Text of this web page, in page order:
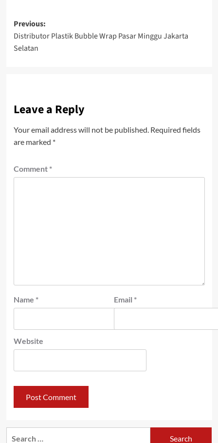
Post
navigation
Previous:
Distributor Plastik Bubble Wrap Pasar Minggu Jakarta
Selatan
Leave a Reply
Your email address will not be published. Required fields
are marked *
Comment *
Name * Email *
Website